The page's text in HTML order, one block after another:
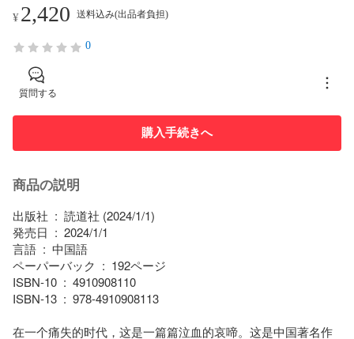
¥2,420 送料込み(出品者負担)
0
質問する
購入手続きへ
商品の説明
出版社 ‏ : ‎ 読道社 (2024/1/1)
発売日 ‏ : ‎ 2024/1/1
言語 ‏ : ‎ 中国語
ペーパーバック ‏ : ‎ 192ページ
ISBN-10 ‏ : ‎ 4910908110
ISBN-13 ‏ : ‎ 978-4910908113
在一个痛失的时代，这是一篇篇泣血的哀啼。这是中国著名作